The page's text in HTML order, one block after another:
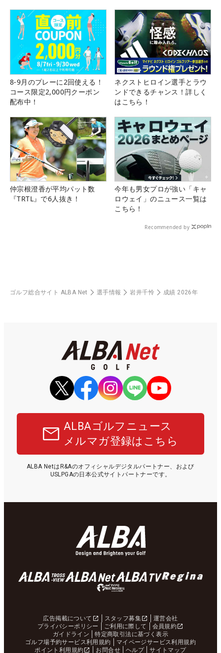
8-9月のプレーに2回使える！
コース限定2,000円クーポン
配布中！
ネクストヒロイン選手とラウ
ンドできるチャンス！詳しく
はこちら！
仲宗根澄香が平均パット数
『TRTL』で6人抜き！
今年も男女プロが強い「キャ
ロウェイ」のニュース一覧は
こちら！
Recommended by
ゴルフ総合サイト ALBA Net 選手情報 岩井千怜 成績 2026年
ALBAゴルフニュース
メルマガ登録はこちら
ALBA NetはR&Aのオフィシャルデジタルパートナー、および
USLPGAの日本公式サイトパートナーです。
広告掲載について スタッフ募集
運営会社
プライバシーポリシー
ご利用に際して
会員規約
ガイドライン
特定商取引法に基づく表示
ゴルフ場予約サービス利用規約
マイページサービス利用規約
ポイント利用規約
お問合せ ヘルプ サイトマップ